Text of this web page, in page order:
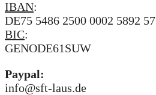
IBAN:
DE75 5486 2500 0002 5892 57
BIC:
GENODE61SUW
Paypal:
info@sft-laus.de